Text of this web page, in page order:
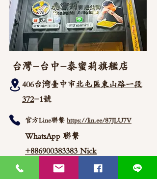
台灣-台中-泰蜜莉旗艦店
406台湾臺中市北屯區東山路一段
372-1號
官方Line聯繫 https://lin.ee/87JLU7V
WhatsApp 聯繫
+886900383383 Nick
+886903517999 Wen